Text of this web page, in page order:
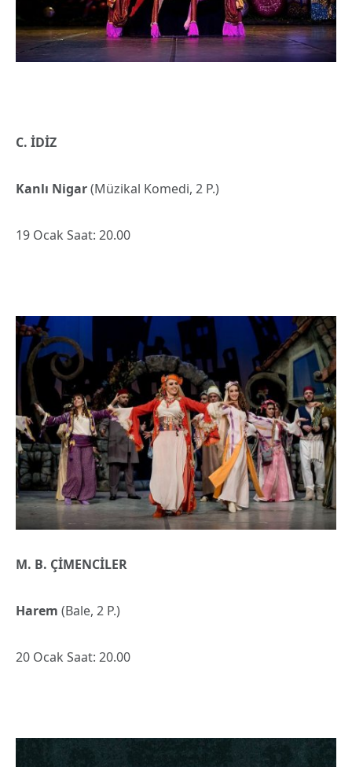
C. İDİZ
Kanlı Nigar(Müzikal Komedi, 2 P.)
19 Ocak Saat: 20.00
M. B. ÇİMENCİLER
Harem (Bale, 2 P.)
20 Ocak Saat: 20.00